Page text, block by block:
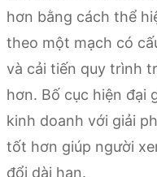
hơn bằng cách thể
theo một mạch có
và cải tiến quy trình
hơn. Bố cục hiện đại
kinh doanh với giải
tốt hơn giúp người
đổi dài hạn.